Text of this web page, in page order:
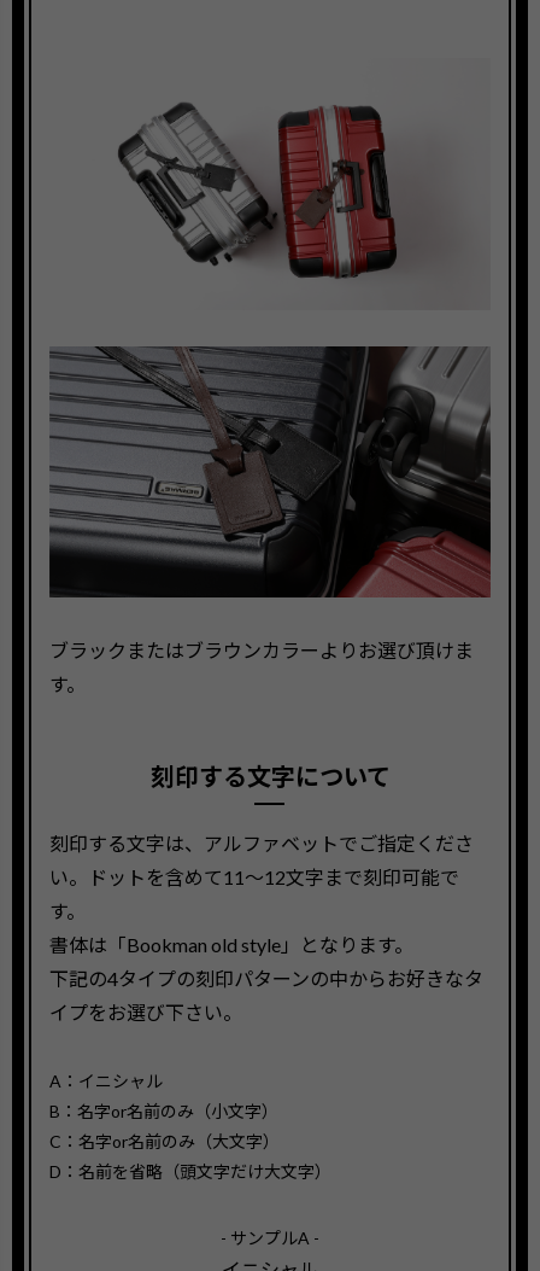
ブラックまたはブラウンカラーよりお選び頂けま
す。
刻印する文字について
刻印する文字は、アルファベットでご指定くださ
い。ドットを含めて11〜12文字まで刻印可能で
す。
書体は「Bookman old style」となります。
下記の4タイプの刻印パターンの中からお好きなタ
イプをお選び下さい。
A：イニシャル
B：名字or名前のみ（小文字）
C：名字or名前のみ（大文字）
D：名前を省略（頭文字だけ大文字）
- サンプルA -